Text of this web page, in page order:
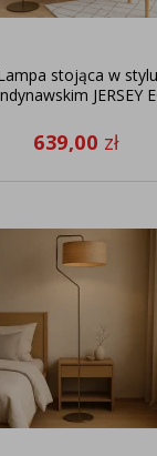
stojąca w stylu
JERSEY
639,00 zł